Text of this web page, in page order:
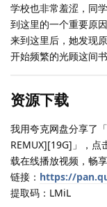
学校也非常羞涩，同
到这里的一个重要原
来到这里后，她发现
开始频繁的光顾这间
资源下载
我用夸克网盘分享了
REMUX][19G]」，点
载在线播放视频，畅
链接： https://
提取码：LMiL